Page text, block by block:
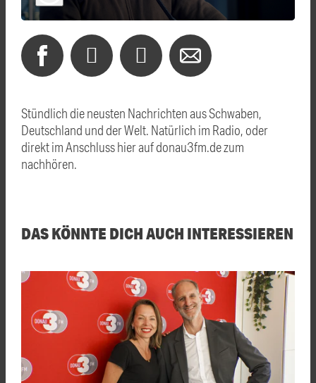
Stündlich die neusten Nachrichten aus Schwaben,
Deutschland und der Welt. Natürlich im Radio, oder
direkt im Anschluss hier auf donau3fm.de zum
nachhören.
DAS KÖNNTE DICH AUCH INTERESSIEREN